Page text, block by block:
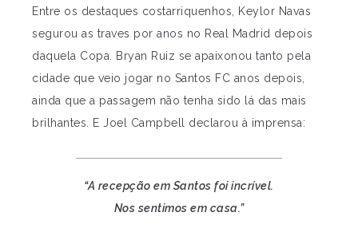
Entre os destaques costarriquenhos, Keylor Navas
segurou as traves por anos no Real Madrid depois
daquela Copa. Bryan Ruiz se apaixonou tanto pela
cidade que veio jogar no Santos FC anos depois,
ainda que a passagem não tenha sido lá das mais
brilhantes. E Joel Campbell declarou à imprensa:
“A recepção em Santos foi incrível.
Nos sentimos em casa.”